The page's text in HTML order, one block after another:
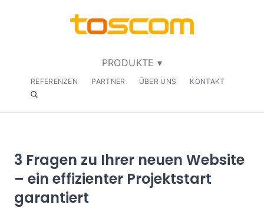
PRODUKTE ▾
REFERENZEN PARTNER ÜBER UNS KONTAKT
3 Fragen zu Ihrer neuen Website
– ein effizienter Projektstart
garantiert